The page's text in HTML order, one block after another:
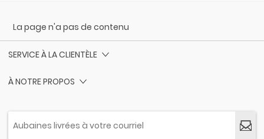
La page n'a pas de contenu
SERVICE À LA CLIENTÈLE
À NOTRE PROPOS